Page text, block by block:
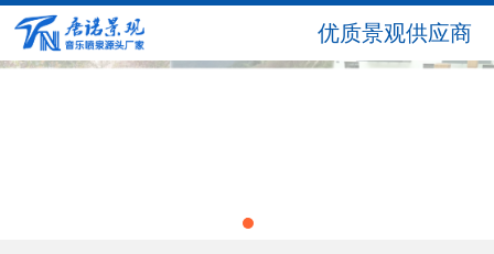
优质景观供应商
1